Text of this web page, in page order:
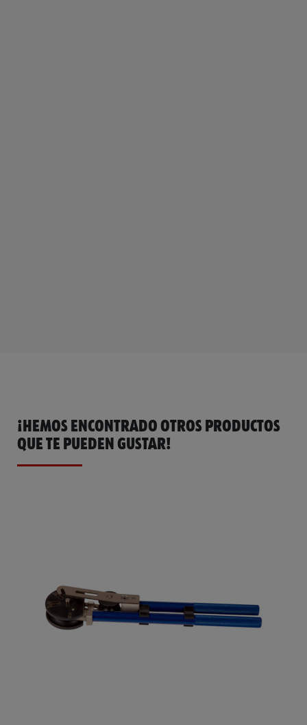
¡HEMOS ENCONTRADO OTROS PRODUCTOS
QUE TE PUEDEN GUSTAR!